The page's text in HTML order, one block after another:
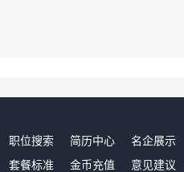
职位搜索 简历中心 名企展示
套餐标准
金币充值 意见建议